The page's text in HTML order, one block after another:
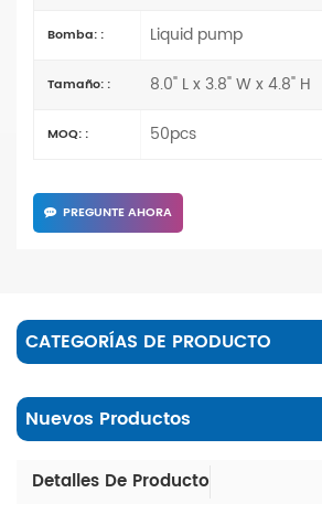
Bomba: : Liquid pump
Tamaño: : 8.0" L x 3.8" W x 4.8" H
MOQ: : 50pcs
PREGUNTE AHORA
CATEGORÍAS DE PRODUCTO
Nuevos Productos
Detalles De Producto